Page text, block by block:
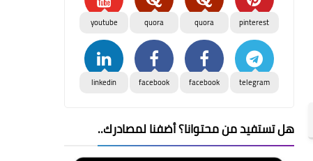
pinterest
quora
quora
youtube
telegram
facebook
facebook
linkedin
هل تستفيد من محتوانا؟ أضفنا لمصادرك..